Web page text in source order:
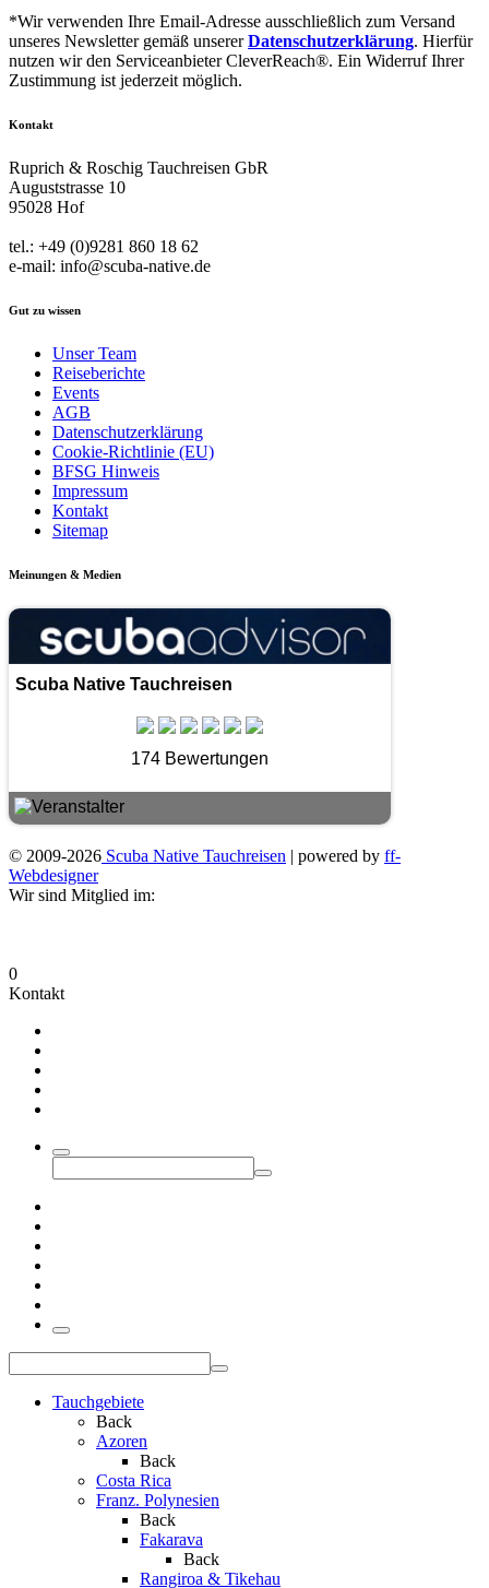
*Wir verwenden Ihre Email-Adresse ausschließlich zum Versand
unseres Newsletter gemäß unsererDatenschutzerklärung. Hierfür
nutzen wir den Serviceanbieter CleverReach®. Ein Widerruf Ihrer
Zustimmung ist jederzeit möglich.
Kontakt
Ruprich & Roschig Tauchreisen GbR
Auguststrasse 10
95028 Hof
tel.: +49 (0)9281 860 18 62
e-mail: info@scuba-native.de
Gut zu wissen
Unser Team
Reiseberichte
Events
AGB
Datenschutzerklärung
Cookie-Richtlinie (EU)
BFSG Hinweis
Impressum
Kontakt
Sitemap
Meinungen & Medien
Scuba Native Tauchreisen
174 Bewertungen
© 2009-2026 Scuba Native Tauchreisen | powered by ff-
Webdesigner
Wir sind Mitglied im:
0
Kontakt
Tauchgebiete
Back
Azoren
Back
Costa Rica
Franz. Polynesien
Back
Fakarava
Back
Rangiroa & Tikehau